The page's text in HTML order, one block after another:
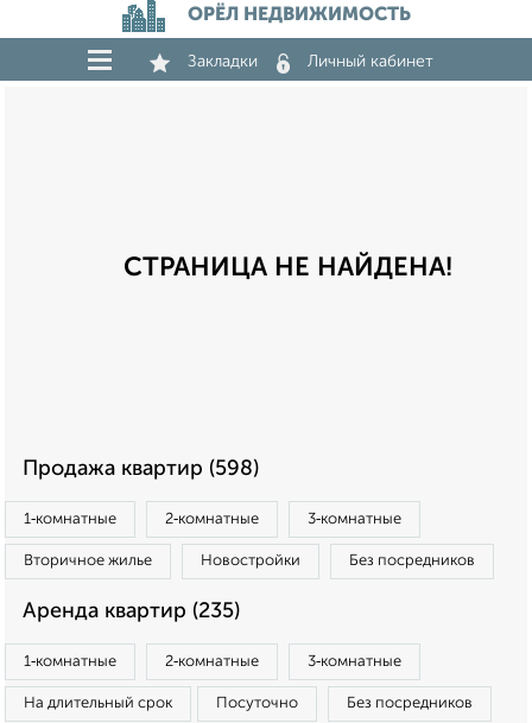
ОРЁЛ НЕДВИЖИМОСТЬ
Закладки Личный кабинет
СТРАНИЦА НЕ НАЙДЕНА!
Продажа квартир (598)
1‑комнатные 2‑комнатные 3‑комнатные
Вторичное жилье Новостройки Без посредников
Аренда квартир (235)
1‑комнатные 2‑комнатные 3‑комнатные
На длительный срок Посуточно Без посредников